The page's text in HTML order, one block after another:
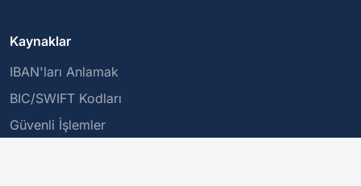
Kaynaklar
IBAN'ları Anlamak
BIC/SWIFT Kodları
Güvenli İşlemler